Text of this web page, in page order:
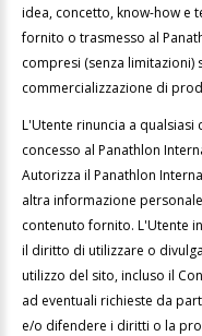
idea, concetto, know-how e
fornito o trasmesso al
compresi (senza
commercializzazione di
L'Utente rinuncia a
concesso al Panathlon
Autorizza il Panathlon
altra informazione
contenuto fornito. L'Utente
il diritto di utilizzare o
utilizzo del sito, incluso il
ad eventuali richieste da
e/o difendere i diritti o la